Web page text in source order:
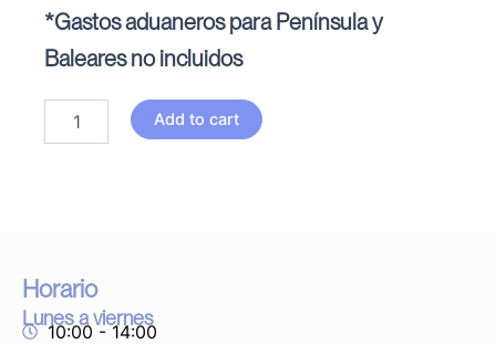
*Gastos aduaneros para Península y
Baleares no incluidos
Add to cart
Horario
Lunes a viernes
10:00 - 14:00